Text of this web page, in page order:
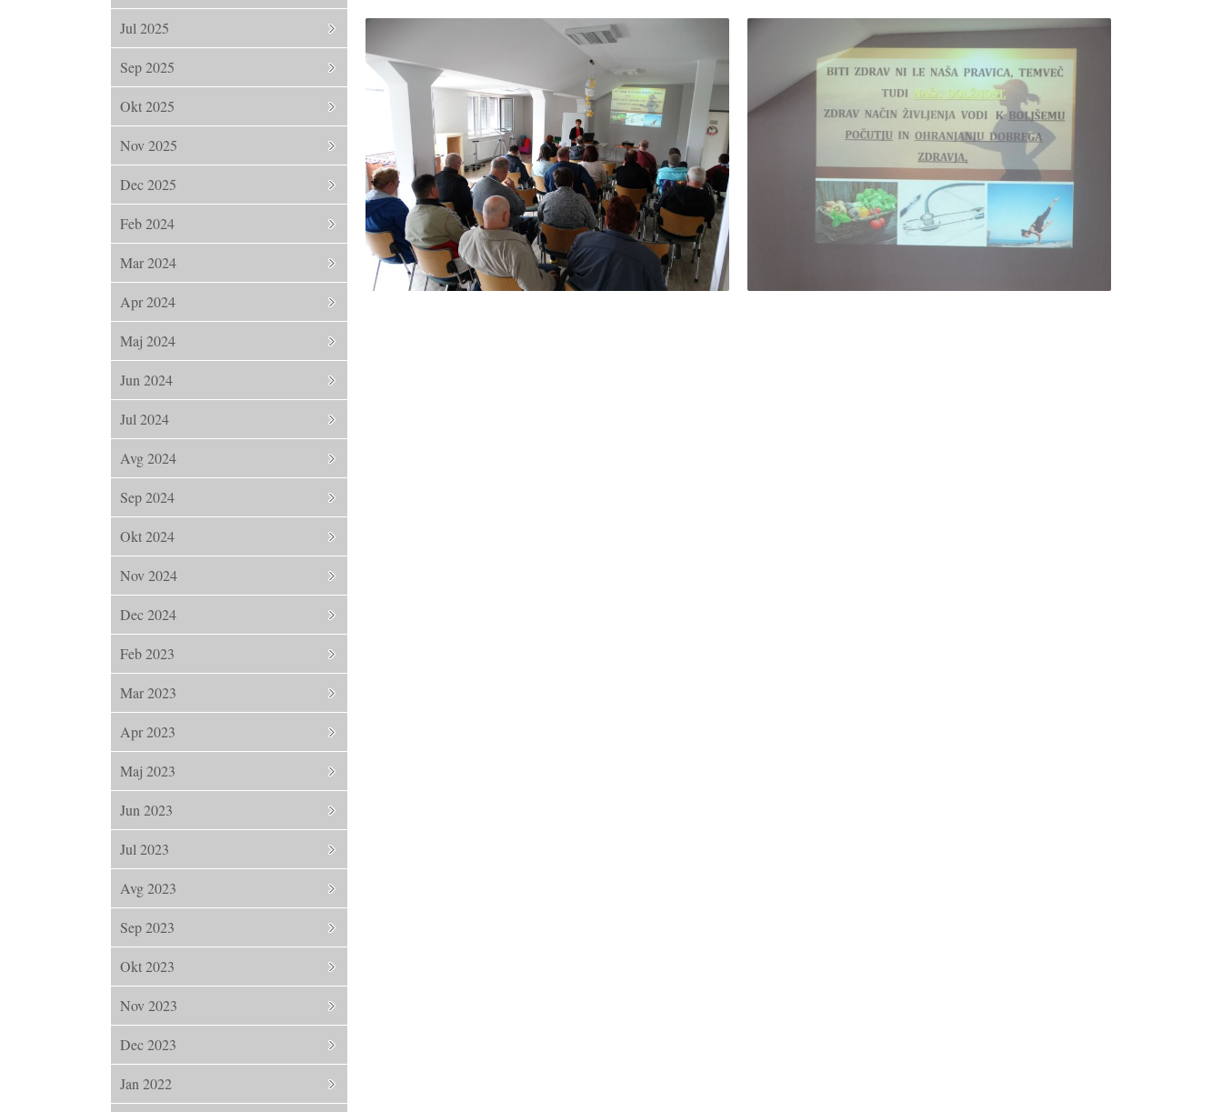
Jul 2025
Sep 2025
Okt 2025
Nov 2025
Dec 2025
Feb 2024
Mar 2024
Apr 2024
Maj 2024
Jun 2024
Jul 2024
Avg 2024
Sep 2024
Okt 2024
Nov 2024
Dec 2024
Feb 2023
Mar 2023
Apr 2023
Maj 2023
Jun 2023
Jul 2023
Avg 2023
Sep 2023
Okt 2023
Nov 2023
Dec 2023
Jan 2022